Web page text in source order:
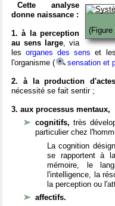
(Figure
Cette analyse
donne naissance :
1. à la perception
au sens large, via
lesorganes des sens et
l'organisme (
sensation et
2. à la production
nécessité se fait sentir ;
3. aux processus mentaux,
cognitifs,très
particulier chez
La cognition
se rapportent à
mémoire, le
l'intelligence, la
la perception ou
affectifs.